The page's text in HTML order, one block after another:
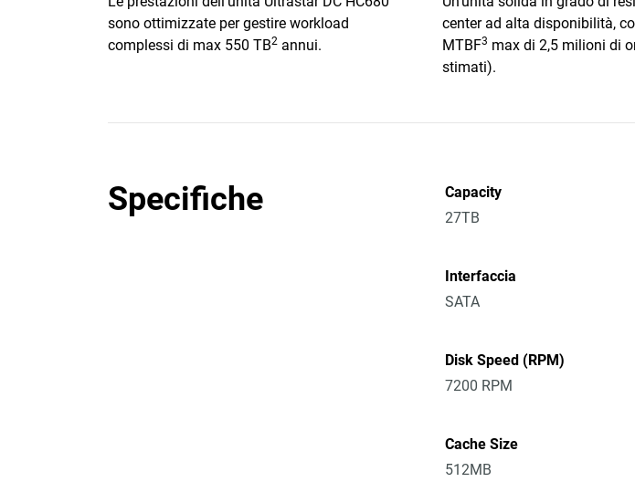
sono ottimizzate per gestire workload
complessi di max 550 TB2 annui.
center ad alta disponibilità,
MTBF3 max di 2,5 milioni di
stimati).
Specifiche
Capacity
27TB
Interfaccia
SATA
Disk Speed (RPM)
7200 RPM
Cache Size
512MB